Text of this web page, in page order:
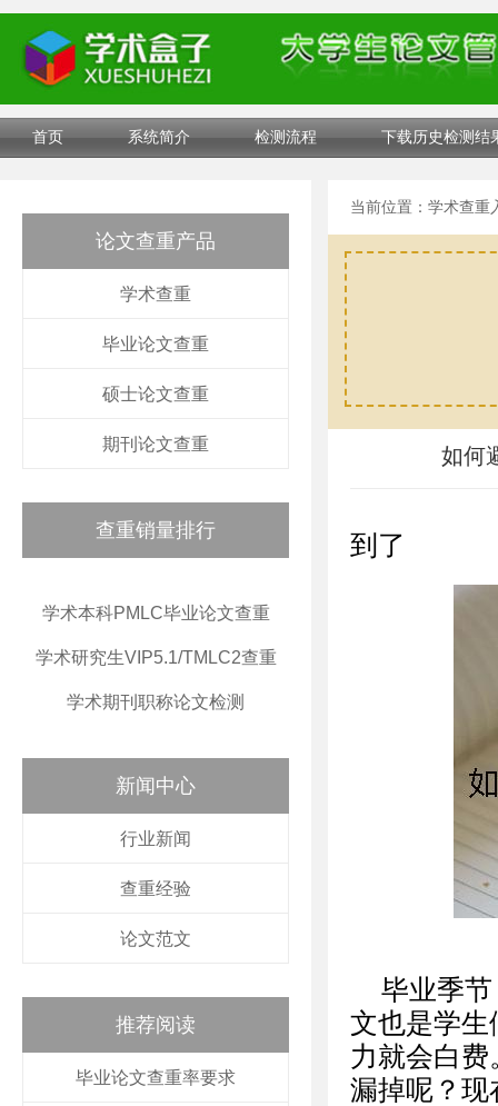
首页 系统简介 检测流程 下载历史检测结
论文查重产品
学术查重
毕业论文查重
硕士论文查重
期刊论文查重
查重销量排行
学术本科PMLC毕业论文查重
学术研究生VIP5.1/TMLC2查重
学术期刊职称论文检测
新闻中心
行业新闻
查重经验
论文范文
推荐阅读
毕业论文查重率要求
当前位置： 学术查重
如何
到了
毕业季
文也是学生
力就会白
漏掉呢？现